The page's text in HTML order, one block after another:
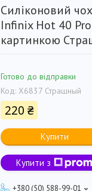
Силіконовий
Infinix Hot 40
картинкою
Готово до відправки
Код: X6837 Страшный
220 ₴
Купити
Купити з
+380 (50) 588-99-01